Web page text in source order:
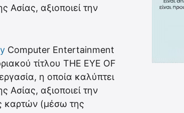
Ασίας, αξιοποιεί την
Computer Entertainment
τίτλου THE EYE OF
η οποία καλύπτει
Ασίας, αξιοποιεί την
καρτών (μέσω της